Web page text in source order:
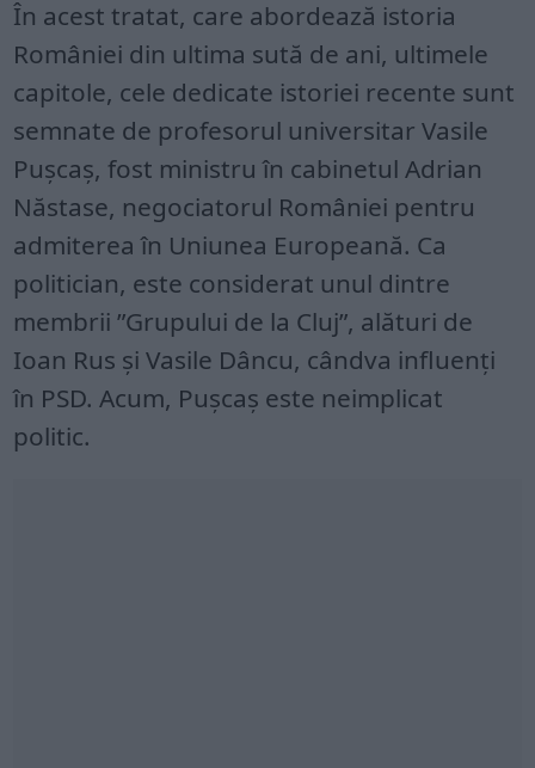
În acest tratat, care abordează istoria
României din ultima sută de ani, ultimele
capitole, cele dedicate istoriei recente sunt
semnate de profesorul universitar Vasile
Pușcaș, fost ministru în cabinetul Adrian
Năstase, negociatorul României pentru
admiterea în Uniunea Europeană. Ca
politician, este considerat unul dintre
membrii ”Grupului de la Cluj”, alături de
Ioan Rus și Vasile Dâncu, cândva influenți
în PSD. Acum, Pușcaș este neimplicat
politic.